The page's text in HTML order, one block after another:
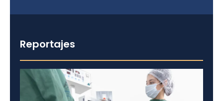
Reportajes